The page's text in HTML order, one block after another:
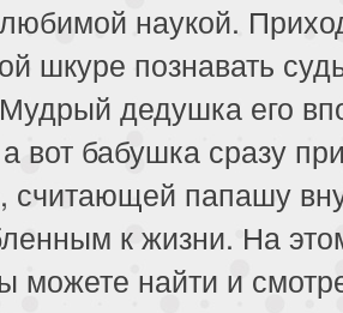
наукой.
шкуре познавать
дедушка его
вот бабушка сразу
считающей папашу
к жизни. На
можете найти и